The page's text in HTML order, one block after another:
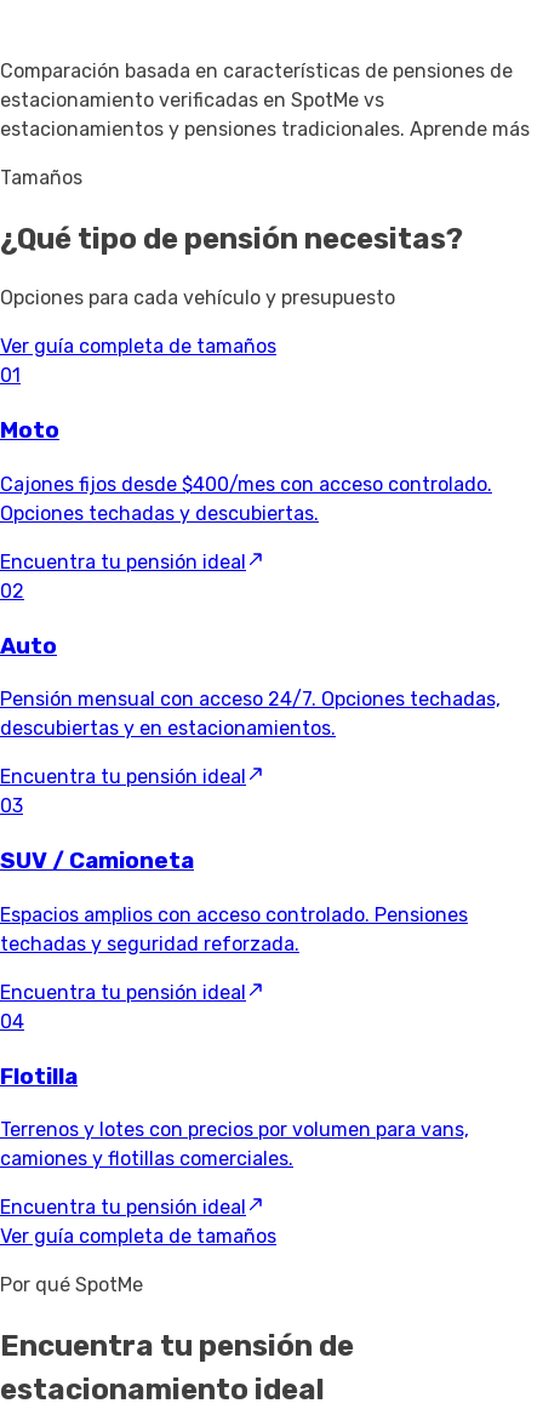
Comparación basada en características de pensiones de
estacionamiento verificadas en SpotMe vs
estacionamientos y pensiones tradicionales. Aprende más
Tamaños
¿Qué tipo de pensión necesitas?
Opciones para cada vehículo y presupuesto
Ver guía completa de tamaños
01
Moto
Cajones fijos desde $400/mes con acceso controlado.
Opciones techadas y descubiertas.
Encuentra tu pensión ideal
02
Auto
Pensión mensual con acceso 24/7. Opciones techadas,
descubiertas y en estacionamientos.
Encuentra tu pensión ideal
03
SUV / Camioneta
Espacios amplios con acceso controlado. Pensiones
techadas y seguridad reforzada.
Encuentra tu pensión ideal
04
Flotilla
Terrenos y lotes con precios por volumen para vans,
camiones y flotillas comerciales.
Encuentra tu pensión ideal
Ver guía completa de tamaños
Por qué SpotMe
Encuentra tu pensión de
estacionamiento ideal